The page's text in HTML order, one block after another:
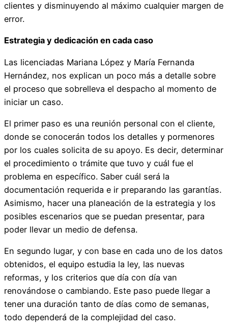
clientes y disminuyendo al máximo cualquier margen de
error.
Estrategia y dedicación en cada caso
Las licenciadas Mariana López y María Fernanda
Hernández, nos explican un poco más a detalle sobre
el proceso que sobrelleva el despacho al momento de
iniciar un caso.
El primer paso es una reunión personal con el cliente,
donde se conocerán todos los detalles y pormenores
por los cuales solicita de su apoyo. Es decir, determinar
el procedimiento o trámite que tuvo y cuál fue el
problema en específico. Saber cuál será la
documentación requerida e ir preparando las garantías.
Asimismo, hacer una planeación de la estrategia y los
posibles escenarios que se puedan presentar, para
poder llevar un medio de defensa.
En segundo lugar, y con base en cada uno de los datos
obtenidos, el equipo estudia la ley, las nuevas
reformas, y los criterios que día con día van
renovándose o cambiando. Este paso puede llegar a
tener una duración tanto de días como de semanas,
todo dependerá de la complejidad del caso.